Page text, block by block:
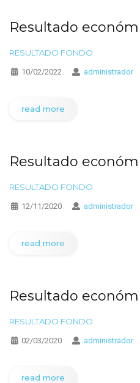
Resultado
RESULTADO FONDO
10/02/2022 administrador
read more
Resultado
RESULTADO FONDO
12/11/2020 administrador
read more
Resultado
RESULTADO FONDO
02/03/2020 administrador
read more